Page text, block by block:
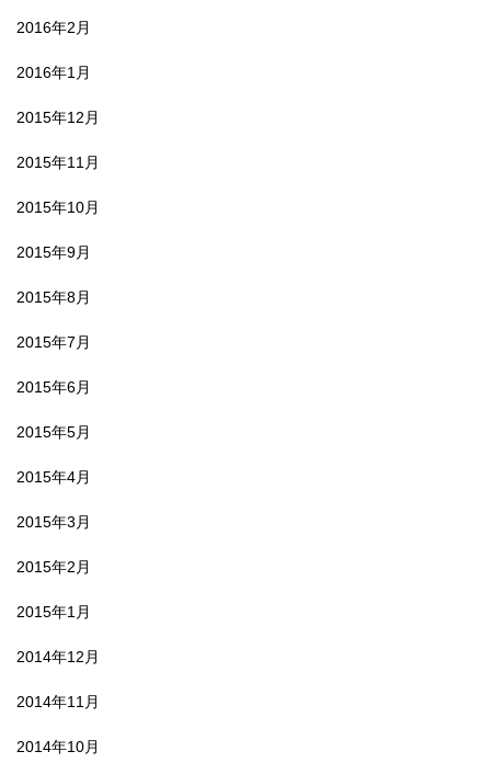
2016年2月
2016年1月
2015年12月
2015年11月
2015年10月
2015年9月
2015年8月
2015年7月
2015年6月
2015年5月
2015年4月
2015年3月
2015年2月
2015年1月
2014年12月
2014年11月
2014年10月